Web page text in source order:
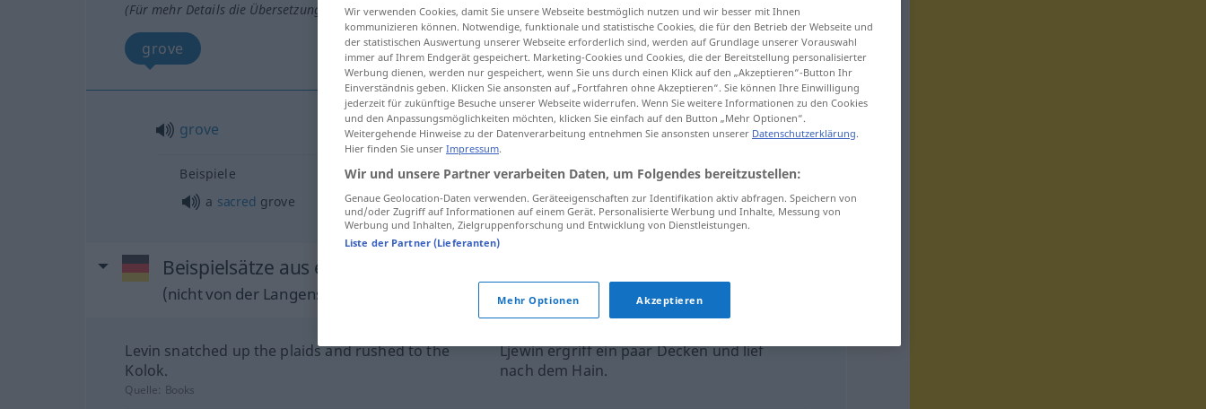
(Für mehr Details die Übersetzung anklicken/antippen)
grove
grove Hain
Beispiele
a sacred grove ein heiliger Hain
Beispielsätze aus externen Quellen für "Hain"
(nicht von der Langenscheidt Redaktion geprüft)
Levin snatched up the plaids and rushed to the
Kolok.
Ljewin ergriff ein paar Decken und lief
nach dem Hain.
Quelle: Books
Wir verwenden Cookies, damit Sie unsere Webseite bestmöglich nutzen und wir besser mit Ihnen
kommunizieren können. Notwendige, funktionale und statistische Cookies, die für den Betrieb der Webseite und
der statistischen Auswertung unserer Webseite erforderlich sind, werden auf Grundlage unserer Vorauswahl
immer auf Ihrem Endgerät gespeichert. Marketing-Cookies und Cookies, die der Bereitstellung personalisierter
Werbung dienen, werden nur gespeichert, wenn Sie uns durch einen Klick auf den „Akzeptieren“-Button Ihr
Einverständnis geben. Klicken Sie ansonsten auf „Fortfahren ohne Akzeptieren“. Sie können Ihre Einwilligung
jederzeit für zukünftige Besuche unserer Webseite widerrufen. Wenn Sie weitere Informationen zu den Cookies
und den Anpassungsmöglichkeiten möchten, klicken Sie einfach auf den Button „Mehr Optionen“.
Weitergehende Hinweise zu der Datenverarbeitung entnehmen Sie ansonsten unserer Datenschutzerklärung.
Hier finden Sie unser Impressum.
Wir und unsere Partner verarbeiten Daten, um Folgendes bereitzustellen:
Genaue Geolocation-Daten verwenden. Geräteeigenschaften zur Identifikation aktiv abfragen. Speichern von
und/oder Zugriff auf Informationen auf einem Gerät. Personalisierte Werbung und Inhalte, Messung von
Werbung und Inhalten, Zielgruppenforschung und Entwicklung von Dienstleistungen.
Liste der Partner (Lieferanten)
Mehr Optionen Akzeptieren